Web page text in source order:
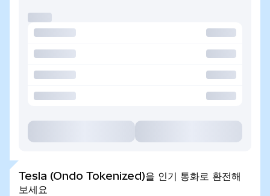
Tesla (Ondo Tokenized)을 인기 통화로 환전해
보세요